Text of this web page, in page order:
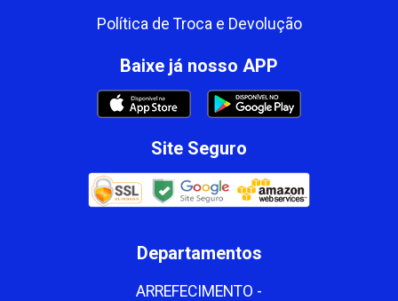
Política de Troca e Devolução
Baixe já nosso APP
Site Seguro
Departamentos
ARREFECIMENTO -